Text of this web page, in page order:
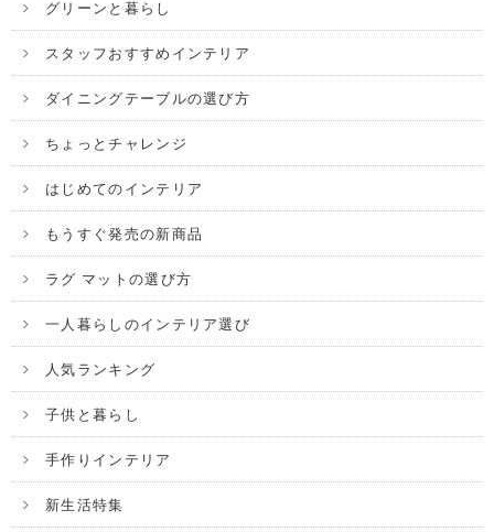
グリーンと暮らし
スタッフおすすめインテリア
ダイニングテーブルの選び方
ちょっとチャレンジ
はじめてのインテリア
もうすぐ発売の新商品
ラグ マットの選び方
一人暮らしのインテリア選び
人気ランキング
子供と暮らし
手作りインテリア
新生活特集